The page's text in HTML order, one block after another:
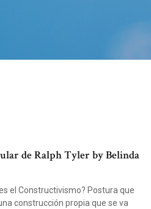
de Ralph Tyler by Belinda
el Constructivismo? Postura que
construcción propia que se va